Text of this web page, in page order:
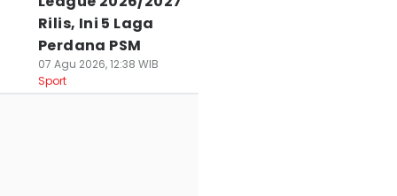
Rilis, Ini 5 Laga
Perdana PSM
07 Agu 2026, 12:38 WIB
Sport